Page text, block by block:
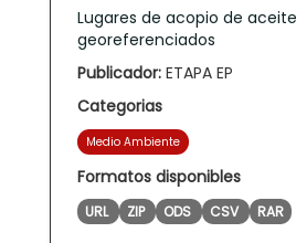
Lugares de acopio de
georeferenciados
Publicador: ETAPA EP
Categorias
Medio Ambiente
Formatos disponibles
URL ZIP ODS CSV RAR